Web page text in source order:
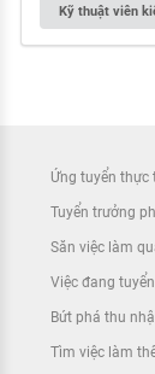
Kỹ thuật viên
Ứng tuyển thực
Tuyển trưởng
Săn việc làm
Việc đang
Bứt phá thu
Tìm việc làm